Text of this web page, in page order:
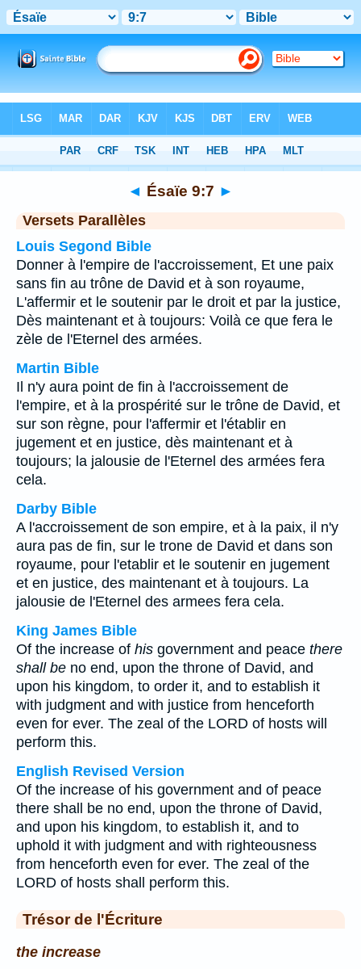
Chapitre 9> Verset 7
◄ Ésaïe 9:7 ►
Versets Parallèles
Louis Segond Bible
Donner à l'empire de l'accroissement, Et une paix
sans fin au trône de David et à son royaume,
L'affermir et le soutenir par le droit et par la justice,
Dès maintenant et à toujours: Voilà ce que fera le
zèle de l'Eternel des armées.
Martin Bible
Il n'y aura point de fin à l'accroissement de
l'empire, et à la prospérité sur le trône de David, et
sur son règne, pour l'affermir et l'établir en
jugement et en justice, dès maintenant et à
toujours; la jalousie de l'Eternel des armées fera
cela.
Darby Bible
A l'accroissement de son empire, et à la paix, il n'y
aura pas de fin, sur le trone de David et dans son
royaume, pour l'etablir et le soutenir en jugement
et en justice, des maintenant et à toujours. La
jalousie de l'Eternel des armees fera cela.
King James Bible
Of the increase of his government and peace there
shall be no end, upon the throne of David, and
upon his kingdom, to order it, and to establish it
with judgment and with justice from henceforth
even for ever. The zeal of the LORD of hosts will
perform this.
English Revised Version
Of the increase of his government and of peace
there shall be no end, upon the throne of David,
and upon his kingdom, to establish it, and to
uphold it with judgment and with righteousness
from henceforth even for ever. The zeal of the
LORD of hosts shall perform this.
Trésor de l'Écriture
the increase